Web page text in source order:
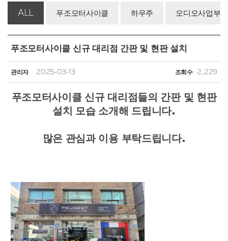
ALL 푸조모터사이클 하우주 오디오사업부
푸조모터사이클 신규 대리점 간판 및 현판 설치
관리자 2025-03-13 조회수 2,229
푸조모터사이클 신규 대리점들의 간판 및 현판
설치 모습 소개해 드립니다.
많은 관심과 이용 부탁드립니다.